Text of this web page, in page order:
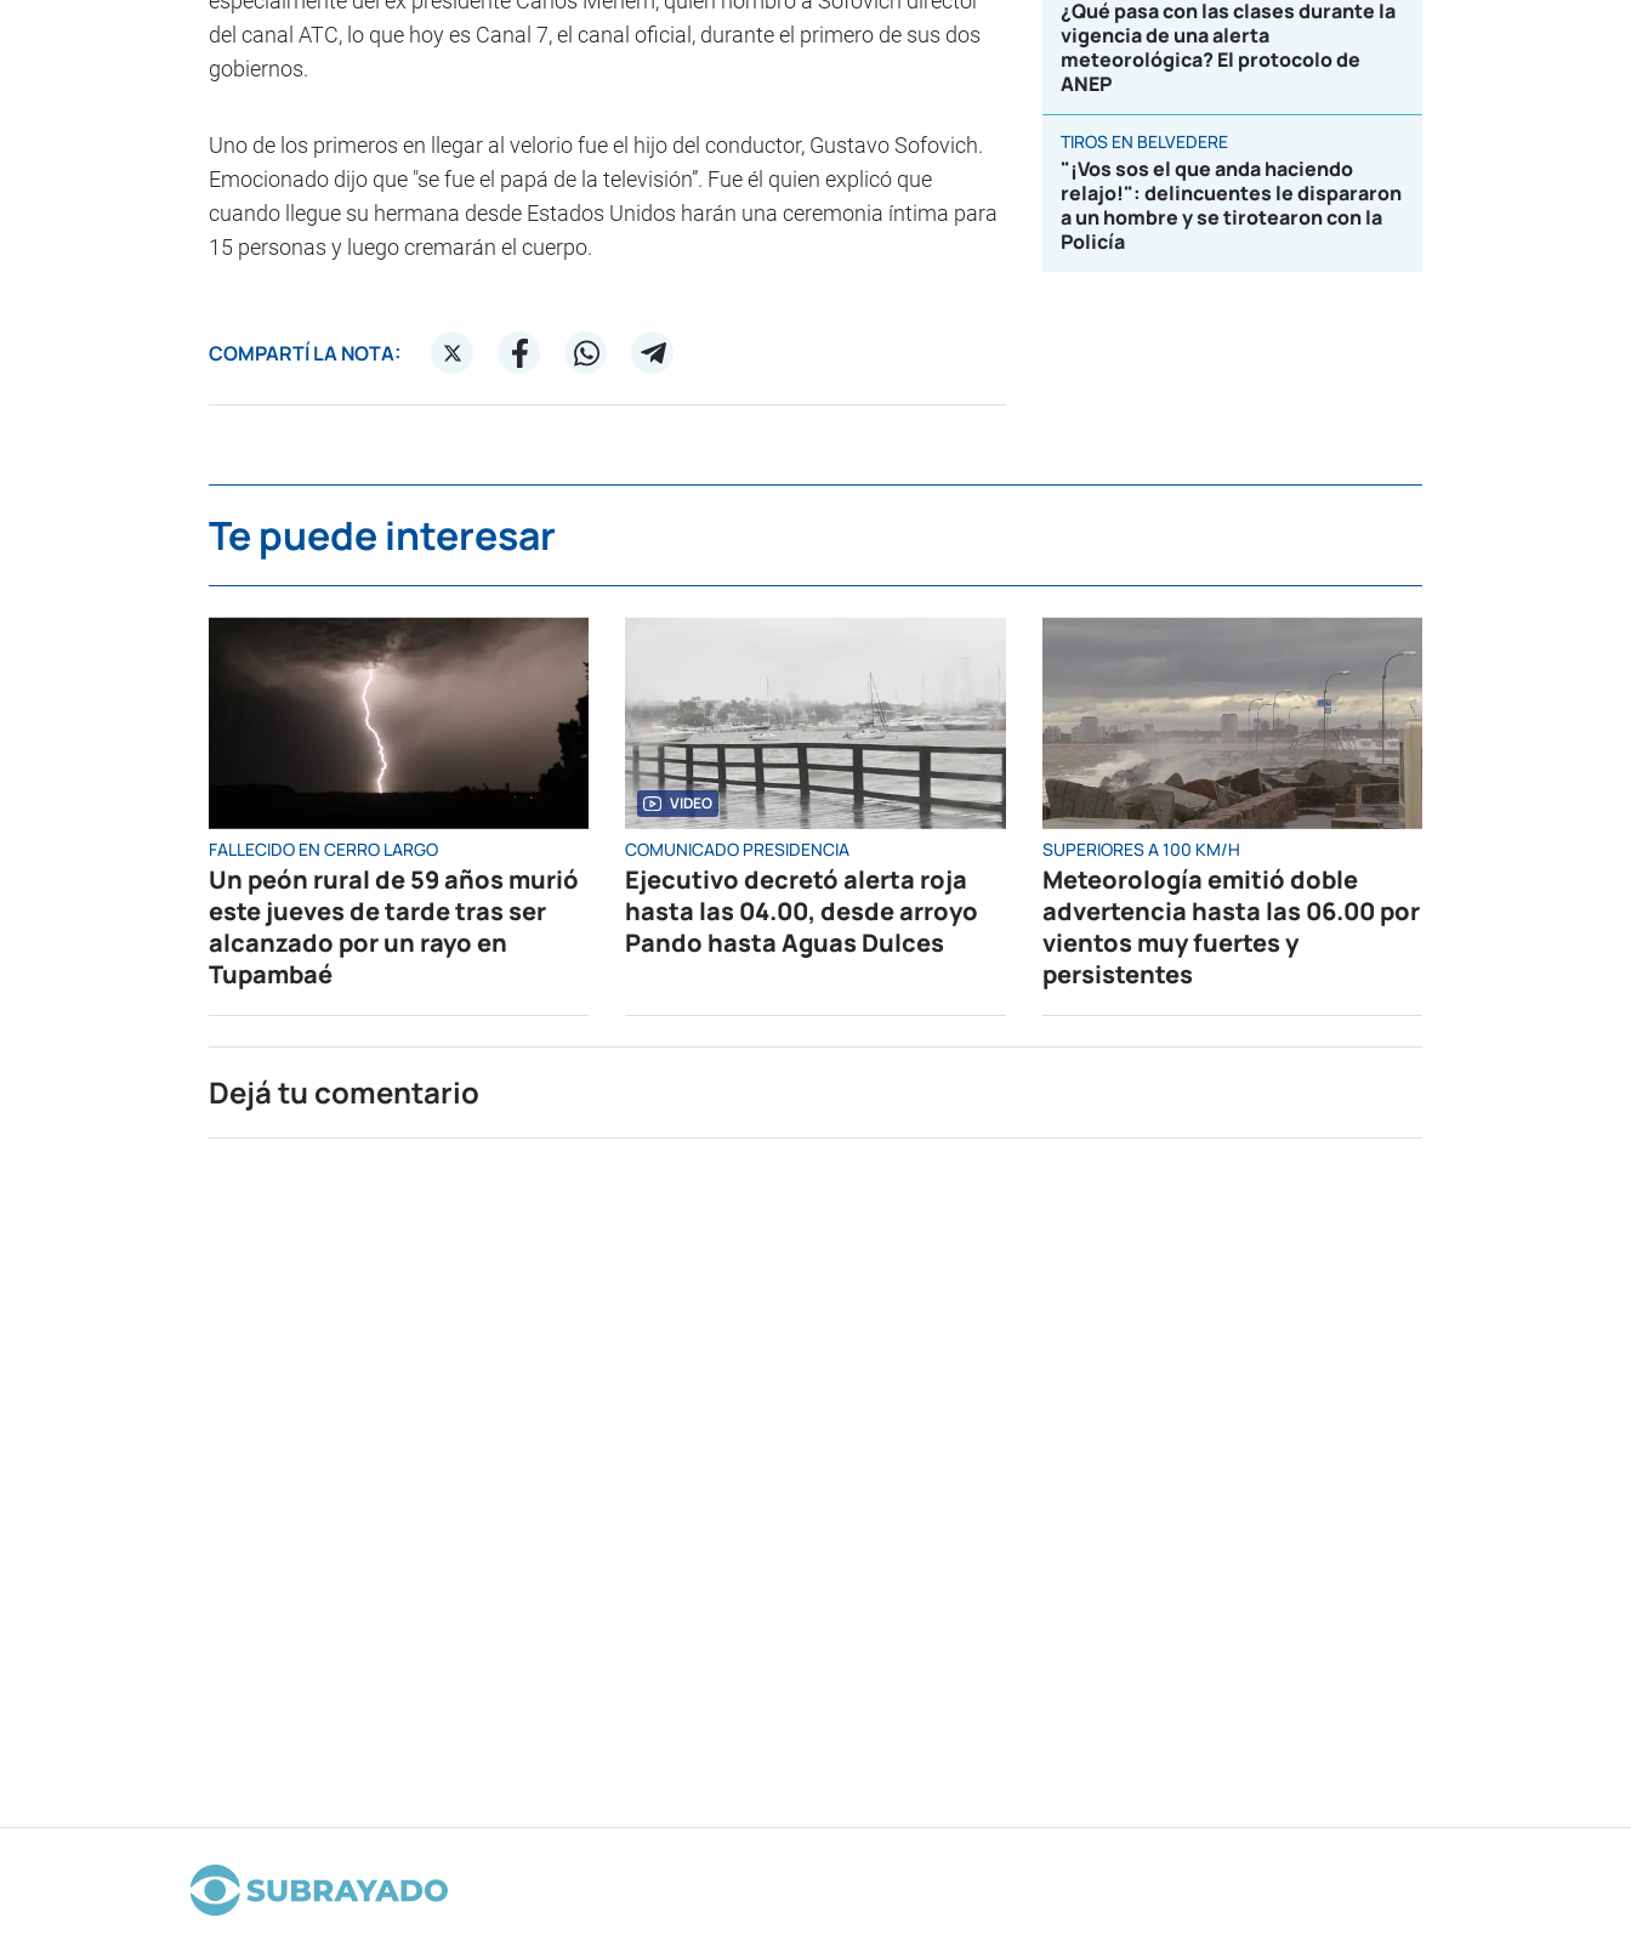
del canal ATC, lo que hoy es Canal 7, el canal oficial, durante el primero de sus dos
gobiernos.
Uno de los primeros en llegar al velorio fue el hijo del conductor, Gustavo Sofovich.
Emocionado dijo que "se fue el papá de la televisión”. Fue él quien explicó que
cuando llegue su hermana desde Estados Unidos harán una ceremonia íntima para
15 personas y luego cremarán el cuerpo.
COMPARTÍ LA NOTA:
¿Qué pasa con las clases durante la
vigencia de una alerta
meteorológica? El protocolo de
ANEP
TIROS EN BELVEDERE
"¡Vos sos el que anda haciendo
relajo!": delincuentes le dispararon
a un hombre y se tirotearon con la
Policía
Te puede interesar
FALLECIDO EN CERRO LARGO
Un peón rural de 59 años murió
este jueves de tarde tras ser
alcanzado por un rayo en
Tupambaé
VIDEO
COMUNICADO PRESIDENCIA
Ejecutivo decretó alerta roja
hasta las 04.00, desde arroyo
Pando hasta Aguas Dulces
SUPERIORES A 100 KM/H
Meteorología emitió doble
advertencia hasta las 06.00 por
vientos muy fuertes y
persistentes
Dejá tu comentario